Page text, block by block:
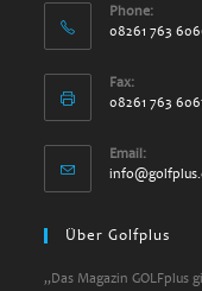
Phone:
08261 763
Fax:
08261 763
Email:
Über Golfplus
„Das Magazin GOLFplus